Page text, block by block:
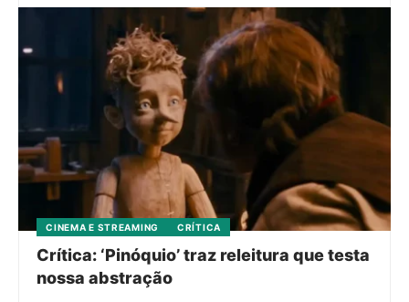
CINEMA E STREAMING CRÍTICA
Crítica: ‘Pinóquio’ traz releitura que testa
nossa abstração